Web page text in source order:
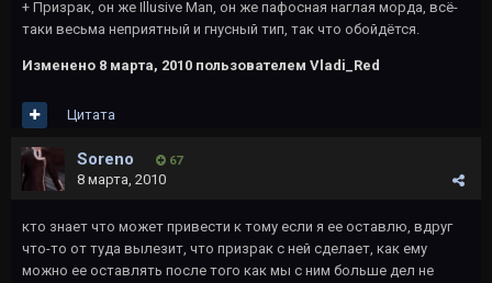
+ Призрак, он же Illusive Man, он же пафосная наглая морда, всё-
таки весьма неприятный и гнусный тип, так что обойдётся.
Изменено 8 марта, 2010 пользователем Vladi_Red
Цитата
Soreno 67
8 марта, 2010
кто знает что может привести к тому если я ее оставлю, вдруг
что-то от туда вылезит, что призрак с ней сделает, как ему
можно ее оставлять после того как мы с ним больше дел не